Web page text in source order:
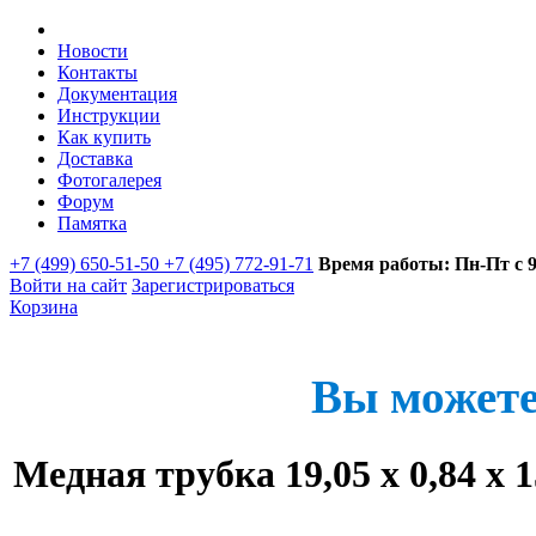
Новости
Контакты
Документация
Инструкции
Как купить
Доставка
Фотогалерея
Форум
Памятка
+7 (499) 650-51-50 +7 (495) 772-91-71 Время работы: Пн-Пт с
Войти на сайт Зарегистрироваться
Корзина
Вы
Медная трубка 19,05 х 0,84 х